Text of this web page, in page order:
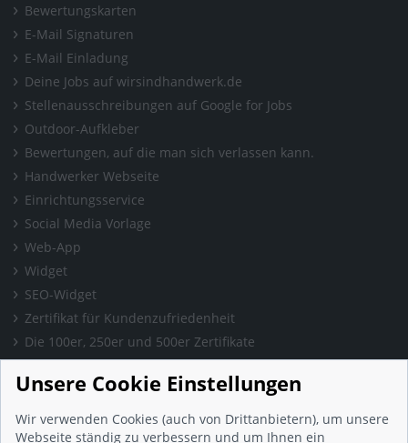
Bewertungskarten
E-Mail Signaturen
E-Mail Einladung
Deine Jobs auf wirsindhandwerk.de
Stellenausschreibungen auf Google for Jobs
Outdoor-Aufkleber
Bewertungen, auf die man sich verlassen kann.
Handwerker Webseite
Einrichtungsservice
Social Media Vorlage
Web-App
Widget
SEO-Widget
Zertifikat für Kundenzufriedenheit
Die 100er, 250er und 500er Zertifikate
Presse & Wissen
Presse und Informationen
Blog
Häufig gestellte Fragen (FAQ)
Unsere Cookie Einstellungen
Wir verwenden Cookies (auch von Drittanbietern), um unsere
Webseite ständig zu verbessern und um Ihnen ein